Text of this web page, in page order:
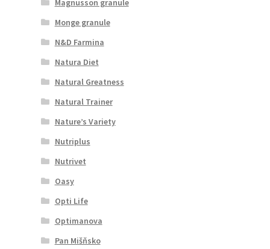
Magnusson granule
Monge granule
N&D Farmina
Natura Diet
Natural Greatness
Natural Trainer
Nature’s Variety
Nutriplus
Nutrivet
Oasy
Opti Life
Optimanova
Pan Mišňsko